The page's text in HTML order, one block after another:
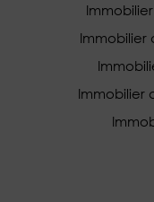
Immobilier
Immobilier